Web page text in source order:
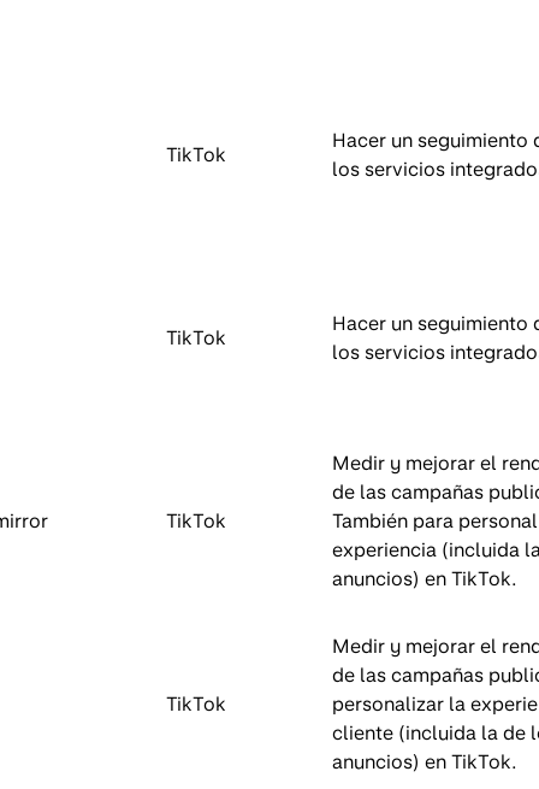
TikTok
Hacer un seguimiento
los servicios
TikTok
Hacer un seguimiento
los servicios
TikTok
Medir y mejorar el
de las campañas
También para
experiencia (incluida
anuncios) en TikTok.
TikTok
Medir y mejorar el
de las campañas
personalizar la
cliente (incluida la de
anuncios) en TikTok.